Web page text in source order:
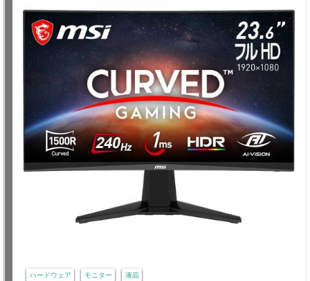
ハードウェア モニター 液晶